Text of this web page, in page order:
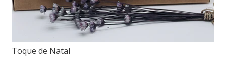
Toque de Natal